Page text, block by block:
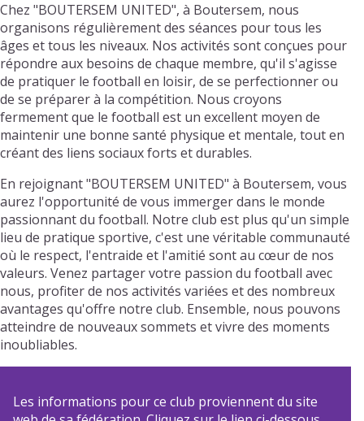
Chez "BOUTERSEM UNITED", à Boutersem, nous
organisons régulièrement des séances pour tous les
âges et tous les niveaux. Nos activités sont conçues pour
répondre aux besoins de chaque membre, qu'il s'agisse
de pratiquer le football en loisir, de se perfectionner ou
de se préparer à la compétition. Nous croyons
fermement que le football est un excellent moyen de
maintenir une bonne santé physique et mentale, tout en
créant des liens sociaux forts et durables.
En rejoignant "BOUTERSEM UNITED" à Boutersem, vous
aurez l'opportunité de vous immerger dans le monde
passionnant du football. Notre club est plus qu'un simple
lieu de pratique sportive, c'est une véritable communauté
où le respect, l'entraide et l'amitié sont au cœur de nos
valeurs. Venez partager votre passion du football avec
nous, profiter de nos activités variées et des nombreux
avantages qu'offre notre club. Ensemble, nous pouvons
atteindre de nouveaux sommets et vivre des moments
inoubliables.
Les informations pour ce club proviennent du site